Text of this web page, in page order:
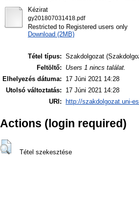
Kézirat
gy201807031418.pdf
Restricted to Registered users only
Download (2MB)
Tétel típus: Szakdolgozat
Feltöltő:
Users 1 nincs találat.
Elhelyezés dátuma:
17 Júni 2021 14:28
Utolsó változtatás:
17 Júni 2021 14:28
URI:
http://szakdolgozat.uni-
Actions (login required)
Tétel szekesztése